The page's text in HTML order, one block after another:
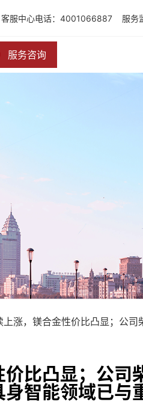
客服中心电话：4001066887 服务
服务咨询
上涨，镁合金性价比凸显；公
比凸显；公司
智能领域已与